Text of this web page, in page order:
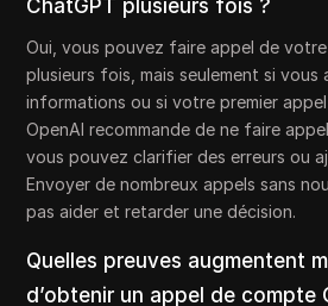
ChatGPT plusieurs fois ?
Oui, vous pouvez faire appel de
plusieurs fois, mais seulement si vous
informations ou si votre premier
OpenAI recommande de ne faire
vous pouvez clarifier des erreurs ou
Envoyer de nombreux appels sans
pas aider et retarder une décision.
Quelles preuves augmentent
d’obtenir un appel de compte